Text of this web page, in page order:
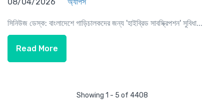
সিনিউজ ডেস্ক: বাংলাদেশে গাড়িচালকদের জন্য 'হাইব্রিড সাবস্ক্রিপশন' সুবিধা...
Read More
Showing 1 - 5 of 4408